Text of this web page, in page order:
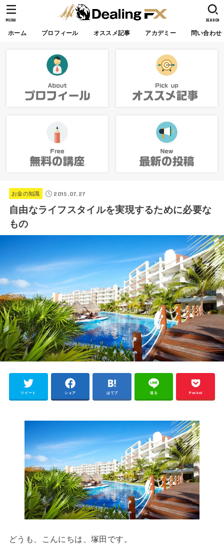
ホーム プロフィール オススメ記事 アカデミー 問い合わせ
SEARCH
MENU
お金の知識 2015.07.27
自由なライフスタイルを実現するために必要な
もの
ツイート シェア はてブ 送る Pocket
どうも、こんにちは、塚田です。